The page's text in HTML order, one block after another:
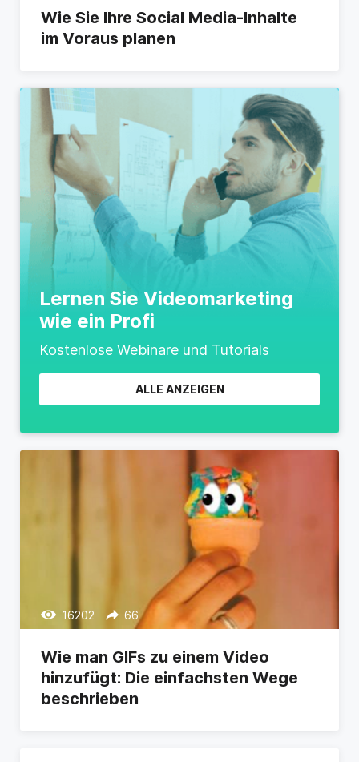
Wie Sie Ihre Social Media-Inhalte
im Voraus planen
Lernen Sie Videomarketing
wie ein Profi
Kostenlose Webinare und Tutorials
ALLE ANZEIGEN
16202 66
Wie man GIFs zu einem Video
hinzufügt: Die einfachsten Wege
beschrieben